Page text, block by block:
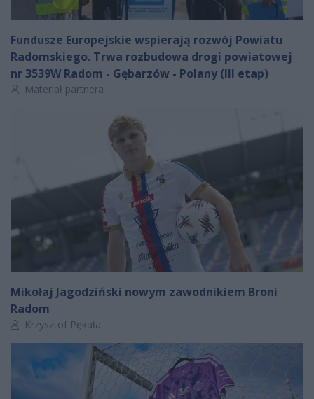
Fundusze Europejskie wspierają rozwój Powiatu
Radomskiego. Trwa rozbudowa drogi powiatowej
nr 3539W Radom - Gębarzów - Polany (III etap)
Autor artykułu:
Materiał partnera
Mikołaj Jagodziński nowym zawodnikiem Broni
Radom
Autor artykułu:
Krzysztof Pękała